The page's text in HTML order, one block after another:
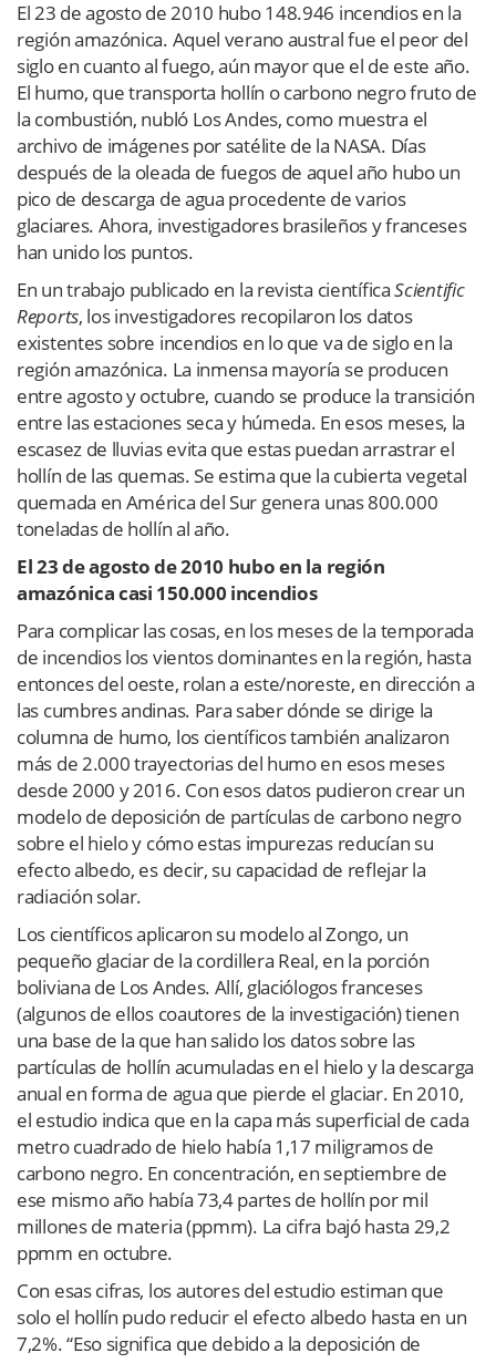
El 23 de agosto de 2010 hubo 148.946 incendios en la
región amazónica. Aquel verano austral fue el peor del
siglo en cuanto al fuego, aún mayor que el de este año.
El humo, que transporta hollín o carbono negro fruto de
la combustión, nubló Los Andes, como muestra el
archivo de imágenes por satélite de la NASA. Días
después de la oleada de fuegos de aquel año hubo un
pico de descarga de agua procedente de varios
glaciares. Ahora, investigadores brasileños y franceses
han unido los puntos.
En un trabajo publicado en la revista científicaScientific
Reports, los investigadores recopilaron los datos
existentes sobre incendios en lo que va de siglo en la
región amazónica. La inmensa mayoría se producen
entre agosto y octubre, cuando se produce la transición
entre las estaciones seca y húmeda. En esos meses, la
escasez de lluvias evita que estas puedan arrastrar el
hollín de las quemas. Se estima que la cubierta vegetal
quemada en América del Sur genera unas 800.000
toneladas de hollín al año.
El 23 de agosto de 2010 hubo en la región
amazónica casi 150.000 incendios
Para complicar las cosas, en los meses de la temporada
de incendios los vientos dominantes en la región, hasta
entonces del oeste, rolan a este/noreste, en dirección a
las cumbres andinas. Para saber dónde se dirige la
columna de humo, los científicos también analizaron
más de 2.000 trayectorias del humo en esos meses
desde 2000 y 2016. Con esos datos pudieron crear un
modelo de deposición de partículas de carbono negro
sobre el hielo y cómo estas impurezas reducían su
efecto albedo, es decir, su capacidad de reflejar la
radiación solar.
Los científicos aplicaron su modelo al Zongo, un
pequeño glaciar de la cordillera Real, en la porción
boliviana de Los Andes. Allí, glaciólogos franceses
(algunos de ellos coautores de la investigación) tienen
una base de la que han salido los datos sobre las
partículas de hollín acumuladas en el hielo y la descarga
anual en forma de agua que pierde el glaciar. En 2010,
el estudio indica que en la capa más superficial de cada
metro cuadrado de hielo había 1,17 miligramos de
carbono negro. En concentración, en septiembre de
ese mismo año había 73,4 partes de hollín por mil
millones de materia (ppmm). La cifra bajó hasta 29,2
ppmm en octubre.
Con esas cifras, los autores del estudio estiman que
solo el hollín pudo reducir el efecto albedo hasta en un
7,2%. “Eso significa que debido a la deposición de